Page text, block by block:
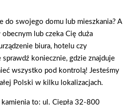
do swojego domu lub mieszkania? A
lub czeka Cię duża
biura, hotelu czy
koniecznie, gdzie znajduje
wszystko pod kontrolą! Jesteśmy
Polski w kilku lokalizacjach.
to: ul. Ciepła 32-800